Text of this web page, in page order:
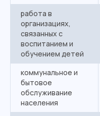
работа в
организациях,
связанных с
воспитанием и
обучением детей
коммунальное и
бытовое
обслуживание
населения